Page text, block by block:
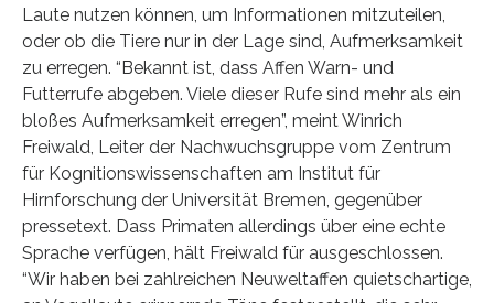
Laute nutzen können, um Informationen mitzuteilen,
oder ob die Tiere nur in der Lage sind, Aufmerksamkeit
zu erregen. “Bekannt ist, dass Affen Warn- und
Futterrufe abgeben. Viele dieser Rufe sind mehr als ein
bloßes Aufmerksamkeit erregen”, meint Winrich
Freiwald, Leiter der Nachwuchsgruppe vom Zentrum
für Kognitionswissenschaften am Institut für
Hirnforschung der Universität Bremen, gegenüber
pressetext. Dass Primaten allerdings über eine echte
Sprache verfügen, hält Freiwald für ausgeschlossen.
“Wir haben bei zahlreichen Neuweltaffen quietschartige,